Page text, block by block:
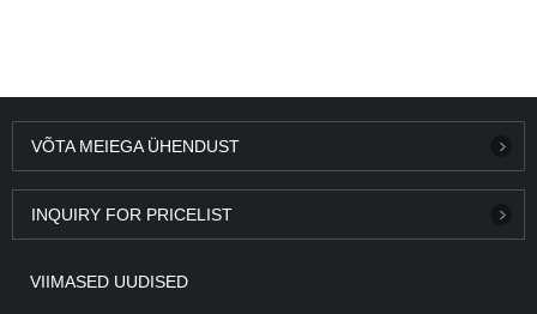
VÕTA MEIEGA ÜHENDUST
INQUIRY FOR PRICELIST
VIIMASED UUDISED